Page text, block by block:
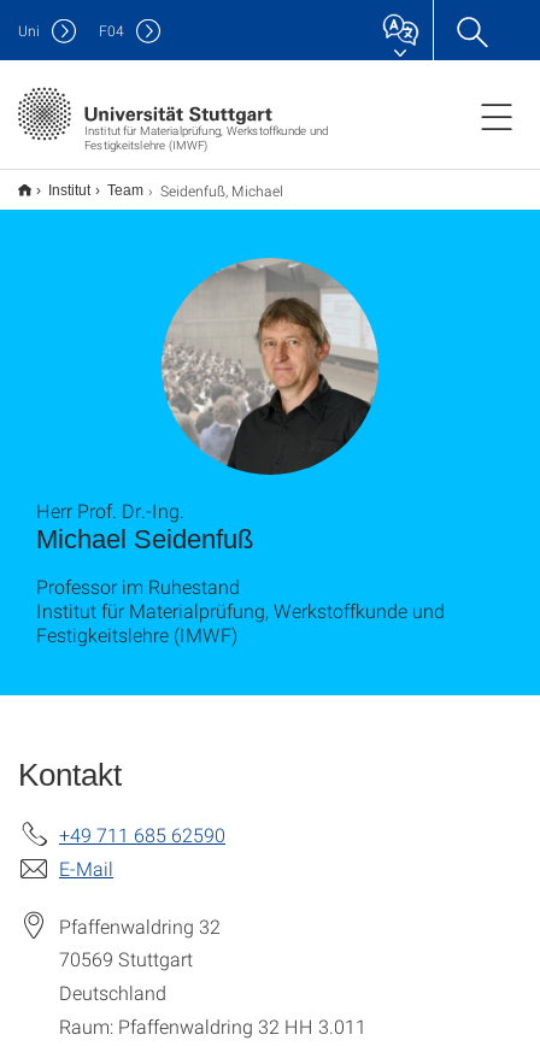
Institut für Materialprüfung, Werkstoffkunde und
Festigkeitslehre (IMWF)
Uni F04
Institut Team Seidenfuß, Michael
Michael Seidenfuß
Herr Prof. Dr.-Ing.
Professor im Ruhestand
Institut für Materialprüfung, Werkstoffkunde und
Festigkeitslehre (IMWF)
Kontakt
+49 711 685 62590
E-Mail
Pfaffenwaldring 32
70569 Stuttgart
Deutschland
Raum: Pfaffenwaldring 32 HH 3.011